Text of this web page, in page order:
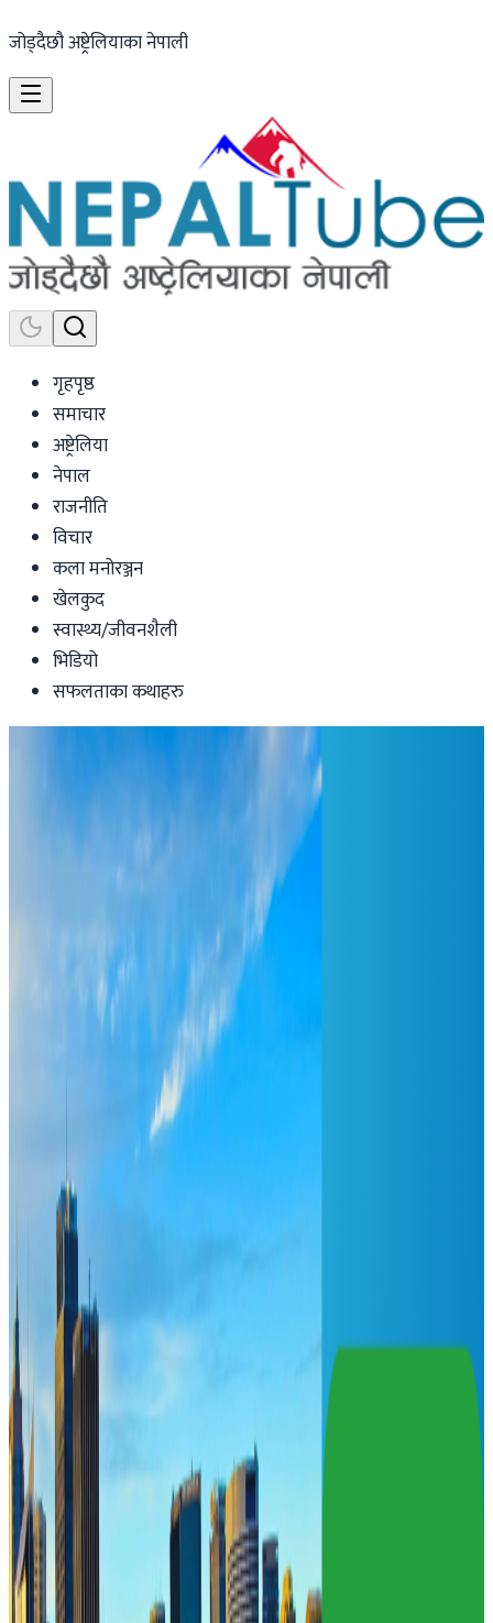
जोड्दैछौ अष्ट्रेलियाका नेपाली
गृहपृष्ठ
समाचार
अष्ट्रेलिया
नेपाल
राजनीति
विचार
कला मनोरञ्जन
खेलकुद
स्वास्थ्य/जीवनशैली
भिडियो
सफलताका कथाहरु
अमेरिकी सेनाका लेफ्टिनेन्ट जनरल नेपालमा
प्रधानसेनापतिसँग भेटवार्ता
|
Monday, 2026 March 16 / 10:38 pm
अ− अ